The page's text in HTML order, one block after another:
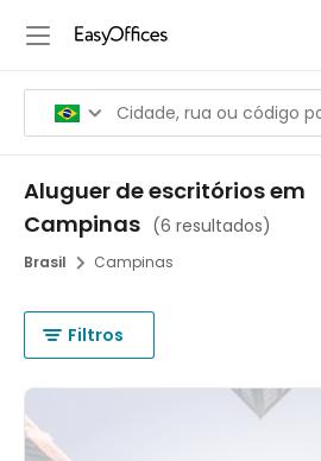
Aluguer de escritórios em
Campinas (6 resultados)
Brasil Campinas
Filtros